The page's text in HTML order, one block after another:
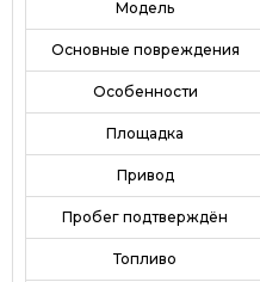
Модель
Основные повреждения
Особенности
Площадка
Привод
Пробег подтверждён
Топливо